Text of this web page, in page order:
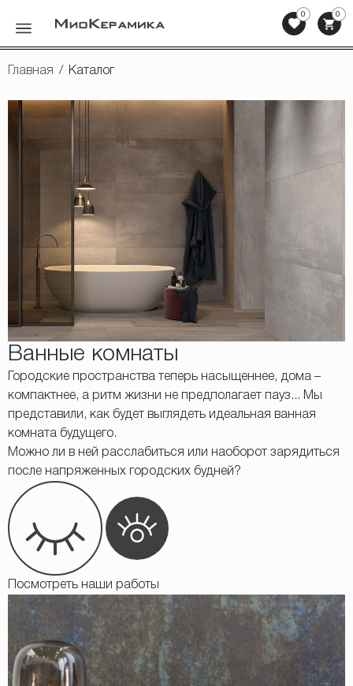
Керамическая плитка
Напольная плитка
Сопутствующие товары
Мебель для ванных комнат
Сантехника
0 0
Главная / Каталог
Ванные комнаты
Городские пространства теперь насыщеннее, дома –
компактнее, а ритм жизни не предполагает пауз... Мы
представили, как будет выглядеть идеальная ванная
комната будущего.
Можно ли в ней расслабиться или наоборот зарядиться
после напряженных городских будней?
Посмотреть наши работы